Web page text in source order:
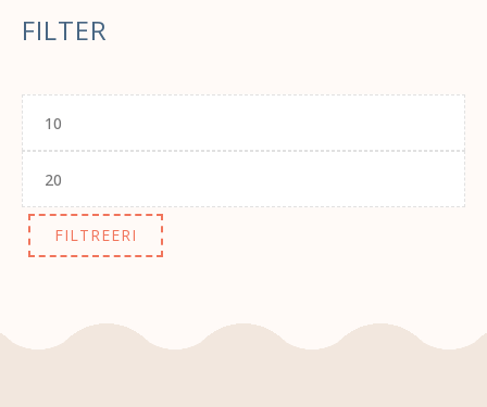
FILTER
Minimaalne
hind
Maksimaalne
hind
FILTREERI